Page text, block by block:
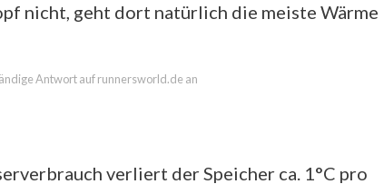
nicht, geht dort natürlich die meiste Wärme
Antwort auf runnersworld.de an
verliert der Speicher ca. 1°C pro